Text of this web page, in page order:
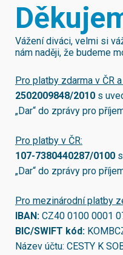
Vážení diváci, velmi si
nám naději, že budeme
Pro platby zdarma v ČR
2502009848/2010 s
„Dar“ do zprávy pro
Pro platby v ČR:
107-7380440287/0100
„Dar“ do zprávy pro
Pro mezinárodní platby
IBAN: CZ40 0100 0001
BIC/SWIFT kód:
Název účtu: CESTY K